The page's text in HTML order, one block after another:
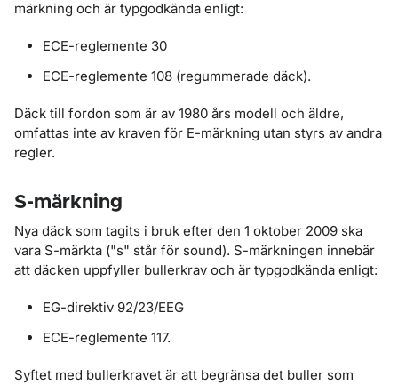
märkning och är typgodkända enligt:
ECE-reglemente 30
ECE-reglemente 108 (regummerade däck).
Däck till fordon som är av 1980 års modell och äldre,
omfattas inte av kraven för E-märkning utan styrs av andra
regler.
S-märkning
Nya däck som tagits i bruk efter den 1 oktober 2009 ska
vara S-märkta ("s" står för sound). S-märkningen innebär
att däcken uppfyller bullerkrav och är typgodkända enligt:
EG-direktiv 92/23/EEG
ECE-reglemente 117.
Syftet med bullerkravet är att begränsa det buller som